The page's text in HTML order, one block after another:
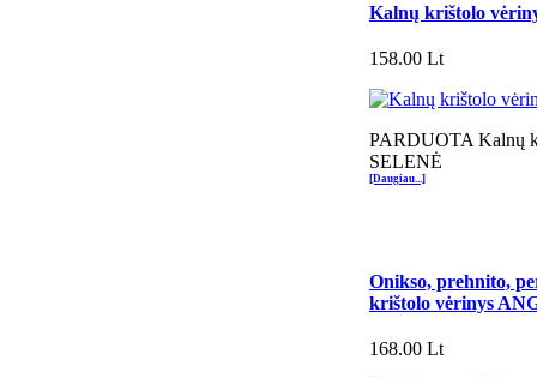
Kalnų krištolo
158.00 Lt
PARDUOTA Kalnų
SELENĖ
[Daugiau...]
Onikso, prehnito,
krištolo vėrinys
168.00 Lt